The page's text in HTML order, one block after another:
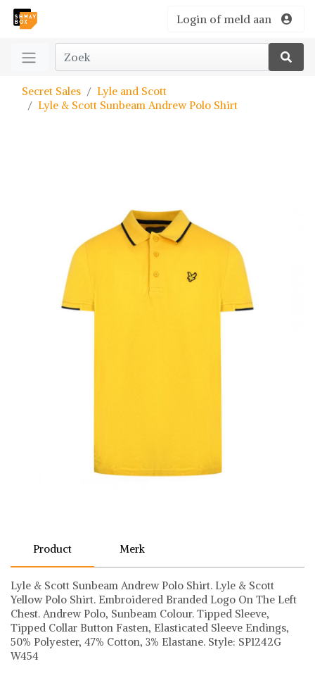
Login of meld aan
Secret Sales
Lyle and Scott
Lyle & Scott Sunbeam Andrew Polo Shirt
Product Merk
Lyle & Scott Sunbeam Andrew Polo Shirt. Lyle & Scott
Yellow Polo Shirt. Embroidered Branded Logo On The Left
Chest. Andrew Polo, Sunbeam Colour. Tipped Sleeve,
Tipped Collar Button Fasten, Elasticated Sleeve Endings,
50% Polyester, 47% Cotton, 3% Elastane. Style: SP1242G
W454